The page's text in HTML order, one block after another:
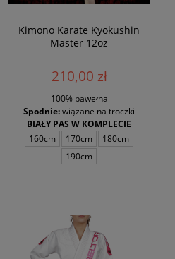
Kimono Karate Kyokushin
Master 12oz
210,00 zł
100% bawełna
Spodnie:wiązane na troczki
BIAŁY PAS W KOMPLECIE
160cm
170cm
180cm
190cm